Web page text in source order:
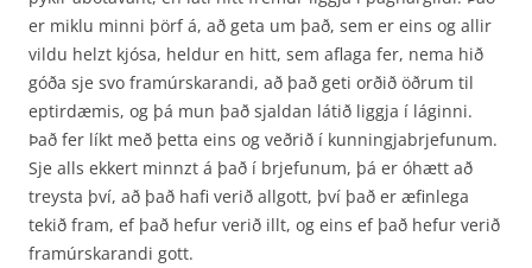
er miklu minni þörf á, að geta um það, sem er eins og allir
vildu helzt kjósa, heldur en hitt, sem aflaga fer, nema hið
góða sje svo framúrskarandi, að það geti orðið öðrum til
eptirdæmis, og þá mun það sjaldan látið liggja í láginni.
Það fer líkt með þetta eins og veðrið í kunningjabrjefunum.
Sje alls ekkert minnzt á það í brjefunum, þá er óhætt að
treysta því, að það hafi verið allgott, því það er æfinlega
tekið fram, ef það hefur verið illt, og eins ef það hefur verið
framúrskarandi gott.